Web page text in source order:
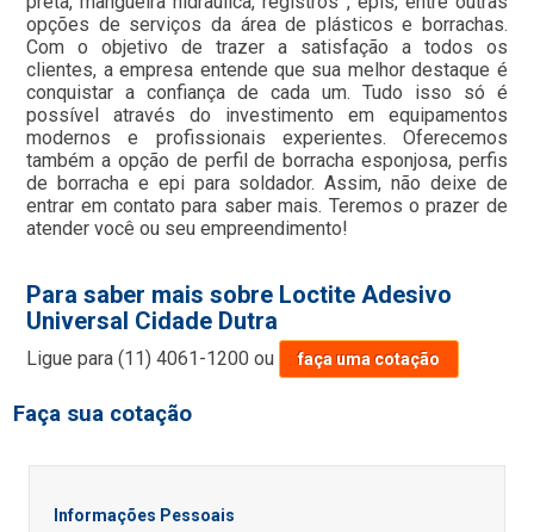
opções de serviços da área de plásticos e borrachas.
Com o objetivo de trazer a satisfação a todos os
clientes, a empresa entende que sua melhor destaque é
conquistar a confiança de cada um. Tudo isso só é
possível através do investimento em equipamentos
modernos e profissionais experientes. Oferecemos
também a opção de perfil de borracha esponjosa, perfis
de borracha e epi para soldador. Assim, não deixe de
entrar em contato para saber mais. Teremos o prazer de
atender você ou seu empreendimento!
Para saber mais sobre Loctite Adesivo
Universal Cidade Dutra
Ligue para(11) 4061-1200 ou faça uma cotação
Faça sua cotação
Informações Pessoais